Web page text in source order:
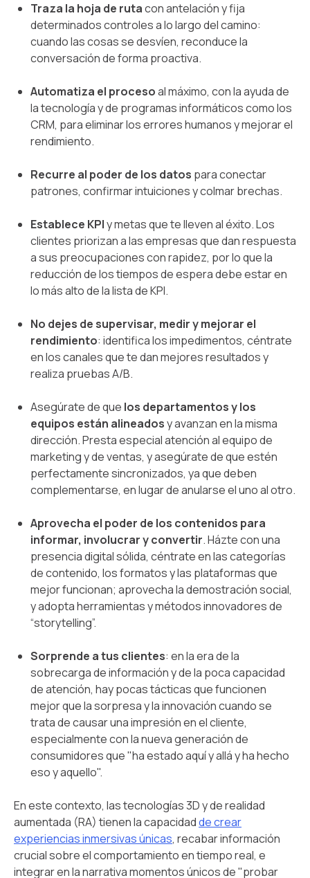
Traza la hoja de rutacon antelación y fija
determinados controles a lo largo del camino:
cuando las cosas se desvíen, reconduce la
conversación de forma proactiva.
Automatiza el procesoal máximo, con la ayuda de
la tecnología y de programas informáticos como los
CRM, para eliminar los errores humanos y mejorar el
rendimiento.
Recurre al poder de los datos para conectar
patrones, confirmar intuiciones y colmar brechas.
Establece KPIy metas que te lleven al éxito. Los
clientes priorizan a las empresas que dan respuesta
a sus preocupaciones con rapidez, por lo que la
reducción de los tiempos de espera debe estar en
lo más alto de la lista de KPI.
No dejes de supervisar, medir y mejorar el
rendimiento: identifica los impedimentos, céntrate
en los canales que te dan mejores resultados y
realiza pruebas A/B.
Asegúrate de que los departamentos y los
equipos están alineadosy avanzan en la misma
dirección. Presta especial atención al equipo de
marketing y de ventas, y asegúrate de que estén
perfectamente sincronizados, ya que deben
complementarse, en lugar de anularse el uno al otro.
Aprovecha el poder de los contenidos para
informar, involucrar y convertir. Házte con una
presencia digital sólida, céntrate en las categorías
de contenido, los formatos y las plataformas que
mejor funcionan; aprovecha la demostración social,
y adopta herramientas y métodos innovadores de
“storytelling”.
Sorprende a tus clientes: en la era de la
sobrecarga de información y de la poca capacidad
de atención, hay pocas tácticas que funcionen
mejor que la sorpresa y la innovación cuando se
trata de causar una impresión en el cliente,
especialmente con la nueva generación de
consumidores que "ha estado aquí y allá y ha hecho
eso y aquello".
En este contexto, las tecnologías 3D y de realidad
aumentada (RA) tienen la capacidadde crear
experiencias inmersivas únicas, recabar información
crucial sobre el comportamiento en tiempo real, e
integrar en la narrativa momentos únicos de "probar